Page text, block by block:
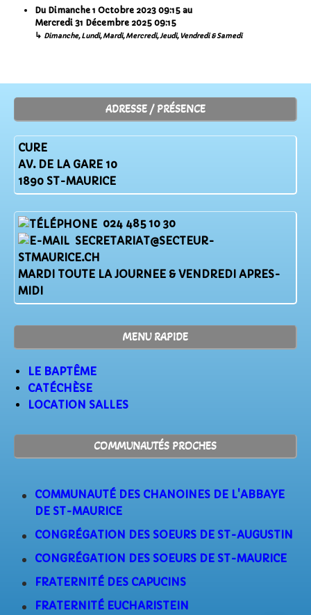
Du Dimanche 1 Octobre 2023 09:15 au
Mercredi 31 Décembre 2025 09:15
↳ Dimanche, Lundi, Mardi, Mercredi, Jeudi, Vendredi & Samedi
ADRESSE / PRÉSENCE
CURE
AV. DE LA GARE 10
1890 ST-MAURICE
024 485 10 30
SECRETARIAT@SECTEUR-
STMAURICE.CH
MARDI TOUTE LA JOURNEE & VENDREDI APRES-
MIDI
MENU RAPIDE
LE BAPTÊME
CATÉCHÈSE
LOCATION SALLES
COMMUNAUTÉS PROCHES
COMMUNAUTÉ DES CHANOINES DE L'ABBAYE
DE ST-MAURICE
CONGRÉGATION DES SOEURS DE ST-AUGUSTIN
CONGRÉGATION DES SOEURS DE ST-MAURICE
FRATERNITÉ DES CAPUCINS
FRATERNITÉ EUCHARISTEIN